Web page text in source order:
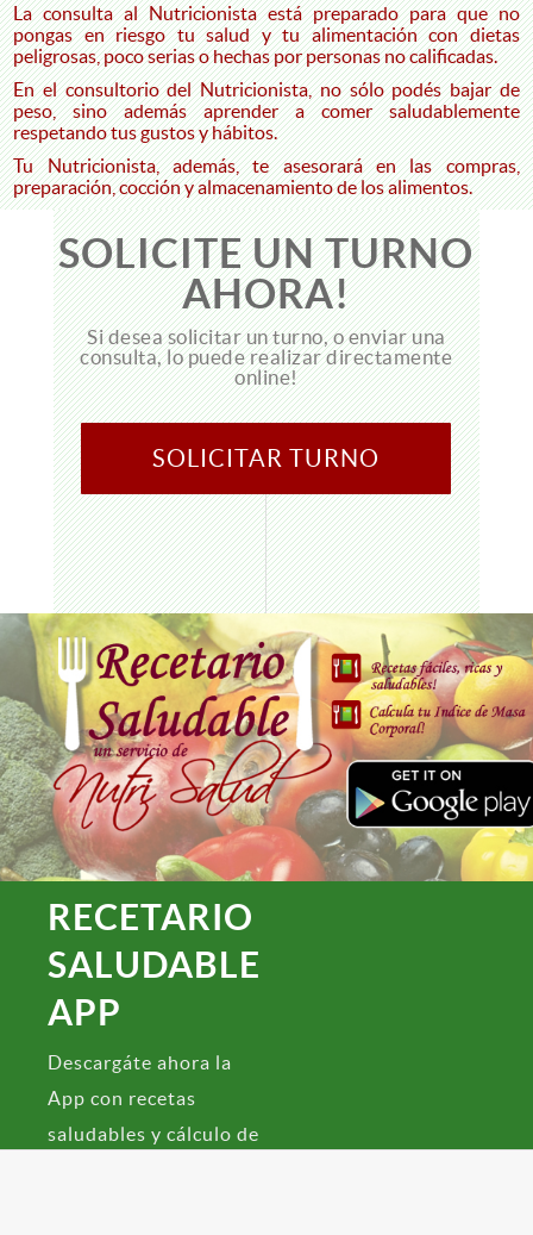
La consulta al Nutricionista está preparado para que no
pongas en riesgo tu salud y tu alimentación con dietas
peligrosas, poco serias o hechas por personas no calificadas.
En el consultorio del Nutricionista, no sólo podés bajar de
peso, sino además aprender a comer saludablemente
respetando tus gustos y hábitos.
Tu Nutricionista, además, te asesorará en las compras,
preparación, cocción y almacenamiento de los alimentos.
SOLICITE UN TURNO
AHORA!
Si desea solicitar un turno, o enviar una
consulta, lo puede realizar directamente
online!
SOLICITAR TURNO
RECETARIO
SALUDABLE
APP
Descargáte ahora la
App con recetas
saludables y cálculo de